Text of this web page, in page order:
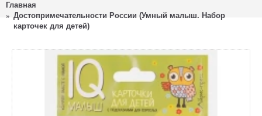
Главная
Достопримечательности России (Умный малыш. Набор
карточек для детей)